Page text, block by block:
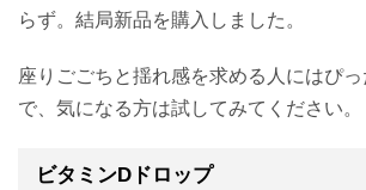
らず。結局新品を購入しました。
座りごごちと揺れ感を求める人にはぴ
で、気になる方は試してみてください。
ビタミンDドロップ